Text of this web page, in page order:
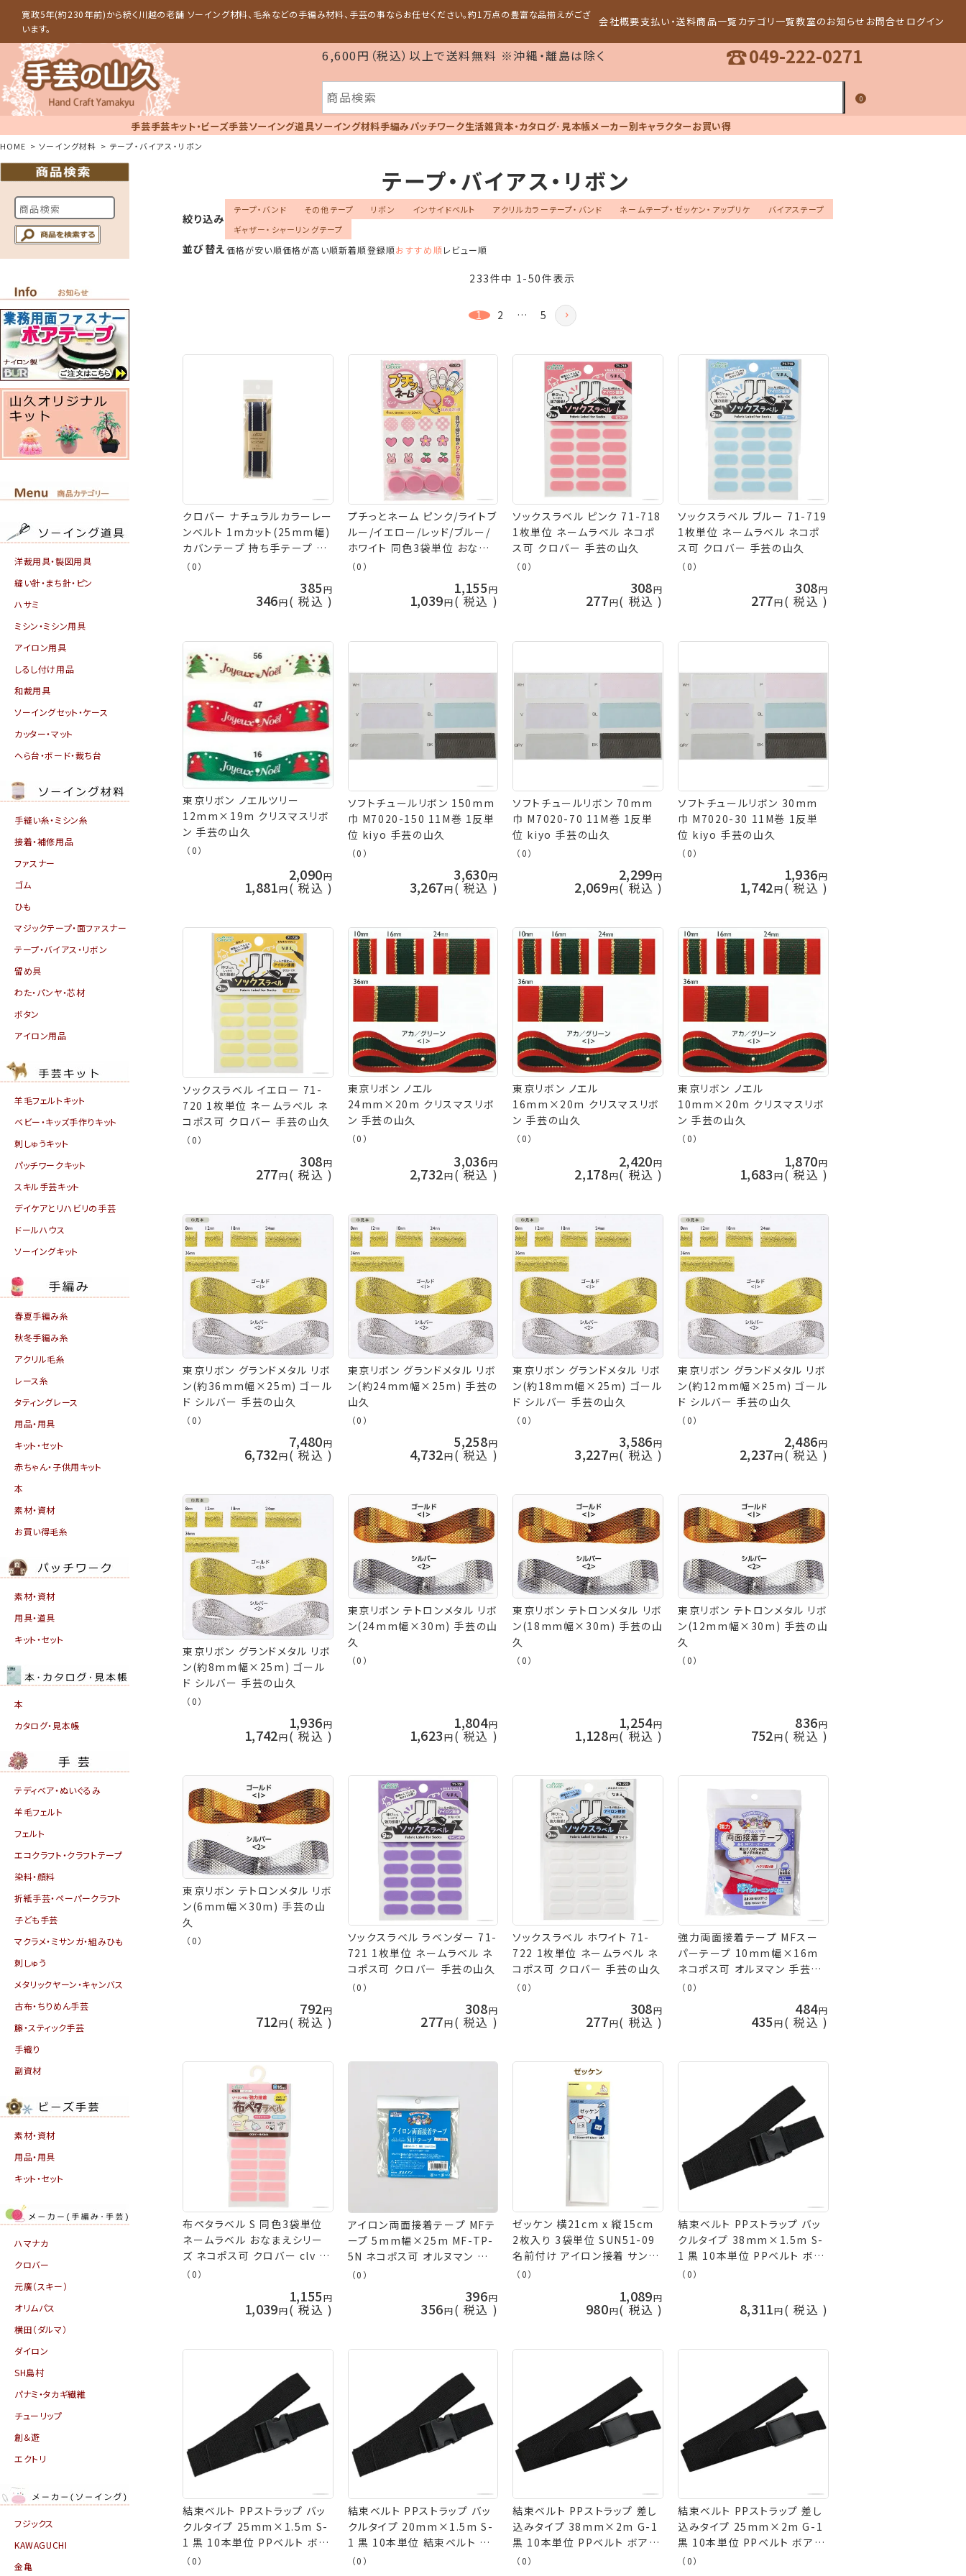
寛政5年(約230年前)から続く川越の老舗 ソーイング材料、毛糸などの手編み材料、手芸の事ならお任せください。約1万点の豊富な品揃えがござ
います。
会社概要支払い・送料商品一覧 カテゴリ一覧教室のお知らせ お問合せ ログイン
6,600円（税込）以上で送料無料 ※沖縄・離島は除く ☎049-222-0271
0
手芸手芸キット・ビーズ手芸ソーイング道具ソーイング材料手編みパッチワーク生活雑貨本・カタログ･見本帳メーカー別キャラクターお買い得
HOME ソーイング材料 テープ・バイアス・リボン
洋裁用具・製図用具
縫い針・まち針・ピン
ハサミ
ミシン・ミシン用具
アイロン用具
しるし付け用品
和裁用具
ソーイングセット・ケース
カッター・マット
へら台・ボード・裁ち台
手縫い糸・ミシン糸
接着・補修用品
ファスナー
ゴム
ひも
マジックテープ・面ファスナー
テープ・バイアス・リボン
留め具
わた・パンヤ・芯材
ボタン
アイロン用品
羊毛フェルトキット
ベビー・キッズ手作りキット
刺しゅうキット
パッチワークキット
スキル手芸キット
デイケアとリハビリの手芸
ドールハウス
ソーイングキット
春夏手編み糸
秋冬手編み糸
アクリル毛糸
レース糸
タティングレース
用品・用具
キット・セット
赤ちゃん・子供用キット
本
素材・資材
お買い得毛糸
素材・資材
用具・道具
キット・セット
本
カタログ・見本帳
テディベア・ぬいぐるみ
羊毛フェルト
フェルト
エコクラフト・クラフトテープ
染料・顔料
折紙手芸・ペーパークラフト
子ども手芸
マクラメ・ミサンガ・組みひも
刺しゅう
メタリックヤーン・キャンバス
古布・ちりめん手芸
籐・スティック手芸
手織り
副資材
素材・資材
用品・用具
キット・セット
ハマナカ
クロバー
元廣（スキー）
オリムパス
横田（ダルマ）
ダイロン
SH島村
パナミ・タカギ繊維
チューリップ
創＆遊
エクトリ
フジックス
KAWAGUCHI
金亀
テープ・バイアス・リボン
絞り込み
テープ・バンド その他テープ リボン インサイドベルト アクリルカラーテープ・バンド ネームテープ・ゼッケン・アップリケ
バイアステープ
ギャザー・シャーリングテープ
並び替え価格が安い順価格が高い順新着順登録順おすすめ順レビュー順
233件中 1 -50件表示
1 2 … 5
クロバー ナチュラルカラーレー
ンベルト 1mカット(25mm幅)
カバンテープ 持ち手テープ ラ
イン 入園入学/通園通学 clv
（0）
385
346 税込
プチっとネーム ピンク/ライトブ
ルー/イエロー/レッド/ブルー/
ホワイト 同色3袋単位 おなま
えつけ 目印 おなまえシリーズ
（0）
1,155
1,039 税込
ソックスラベル ピンク 71-718
1枚単位 ネームラベル ネコポ
ス可 クロバー 手芸の山久
（0）
308
277 税込
ソックスラベル ブルー 71-719
1枚単位 ネームラベル ネコポ
ス可 クロバー 手芸の山久
（0）
308
277 税込
東京リボン ノエルツリー
12mm×19m クリスマスリボ
ン 手芸の山久
（0）
2,090
1,881 税込
ソフトチュールリボン 150mm
巾 M7020-150 11M巻 1反単
位 kiyo 手芸の山久
（0）
3,630
3,267 税込
ソフトチュールリボン 70mm
巾 M7020-70 11M巻 1反単
位 kiyo 手芸の山久
（0）
2,299
2,069 税込
ソフトチュールリボン 30mm
巾 M7020-30 11M巻 1反単
位 kiyo 手芸の山久
（0）
1,936
1,742 税込
ソックスラベル イエロー 71-
720 1枚単位 ネームラベル ネ
コポス可 クロバー 手芸の山久
（0）
308
277 税込
東京リボン ノエル
24mm×20m クリスマスリボ
ン 手芸の山久
（0）
3,036
2,732 税込
東京リボン ノエル
16mm×20m クリスマスリボ
ン 手芸の山久
（0）
2,420
2,178 税込
東京リボン ノエル
10mm×20m クリスマスリボ
ン 手芸の山久
（0）
1,870
1,683 税込
東京リボン グランドメタル リボ
ン(約36mm幅×25m) ゴール
ド シルバー 手芸の山久
（0）
7,480
6,732 税込
東京リボン グランドメタル リボ
ン(約24mm幅×25m) 手芸の
山久
（0）
5,258
4,732 税込
東京リボン グランドメタル リボ
ン(約18mm幅×25m) ゴール
ド シルバー 手芸の山久
（0）
3,586
3,227 税込
東京リボン グランドメタル リボ
ン(約12mm幅×25m) ゴール
ド シルバー 手芸の山久
（0）
2,486
2,237 税込
東京リボン グランドメタル リボ
ン(約8mm幅×25m) ゴール
ド シルバー 手芸の山久
（0）
1,936
1,742 税込
東京リボン テトロンメタル リボ
ン(24mm幅×30m) 手芸の山
久
（0）
1,804
1,623 税込
東京リボン テトロンメタル リボ
ン(18mm幅×30m) 手芸の山
久
（0）
1,254
1,128 税込
東京リボン テトロンメタル リボ
ン(12mm幅×30m) 手芸の山
久
（0）
836
752 税込
東京リボン テトロンメタル リボ
ン(6mm幅×30m) 手芸の山
久
（0）
792
712 税込
ソックスラベル ラベンダー 71-
721 1枚単位 ネームラベル ネ
コポス可 クロバー 手芸の山久
（0）
308
277 税込
ソックスラベル ホワイト 71-
722 1枚単位 ネームラベル ネ
コポス可 クロバー 手芸の山久
（0）
308
277 税込
強力両面接着テープ MFスー
パーテープ 10mm幅×16m
ネコポス可 オルヌマン 手芸の
山久
（0）
484
435 税込
布ペタラベル S 同色3袋単位
ネームラベル おなまえシリー
ズ ネコポス可 クロバー clv 手
芸の山久
（0）
1,155
1,039 税込
アイロン両面接着テープ MFテ
ープ 5mm幅×25m MF-TP-
5N ネコポス可 オルヌマン バイ
リーン 手芸の山久
（0）
396
356 税込
ゼッケン 横21cm x 縦15cm
2枚入り 3袋単位 SUN51-09
名前付け アイロン接着 サンコ
ッコー kiyo ネコポス可 手芸
（0）
1,089
980 税込
結束ベルト PPストラップ バッ
クルタイプ 38mm×1.5m S-
1 黒 10本単位 PPベルト ボア
ジャック 返品交換不可 手芸の
（0）
8,311 税込
結束ベルト PPストラップ バッ
クルタイプ 25mm×1.5m S-
1 黒 10本単位 PPベルト ボア
ジャック 返品交換不可 手芸の
（0）
結束ベルト PPストラップ バッ
クルタイプ 20mm×1.5m S-
1 黒 10本単位 結束ベルト PP
ベルト ボア ジャック 返品交換
（0）
結束ベルト PPストラップ 差し
込みタイプ 38mm×2m G-1
黒 10本単位 PPベルト ボア
ジャック 返品交換不可 手芸の
（0）
結束ベルト PPストラップ 差し
込みタイプ 25mm×2m G-1
黒 10本単位 PPベルト ボア
ジャック 返品交換不可 手芸の
（0）